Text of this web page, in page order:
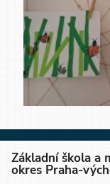
Základní škola a
okres Praha-